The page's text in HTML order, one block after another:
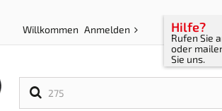
Willkommen Anmelden Hilfe?
Rufen Sie
oder
Sie uns.